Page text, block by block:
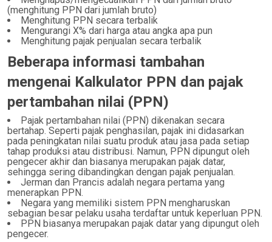
(menghitung PPN dari jumlah bruto)
Menghitung PPN secara terbalik
Mengurangi X% dari harga atau angka apa pun
Menghitung pajak penjualan secara terbalik
Beberapa informasi tambahan
mengenai Kalkulator PPN dan pajak
pertambahan nilai (PPN)
Pajak pertambahan nilai (PPN) dikenakan secara
bertahap. Seperti pajak penghasilan, pajak ini didasarkan
pada peningkatan nilai suatu produk atau jasa pada setiap
tahap produksi atau distribusi. Namun, PPN dipungut oleh
pengecer akhir dan biasanya merupakan pajak datar,
sehingga sering dibandingkan dengan pajak penjualan.
Jerman dan Prancis adalah negara pertama yang
menerapkan PPN.
Negara yang memiliki sistem PPN mengharuskan
sebagian besar pelaku usaha terdaftar untuk keperluan PPN.
PPN biasanya merupakan pajak datar yang dipungut oleh
pengecer.